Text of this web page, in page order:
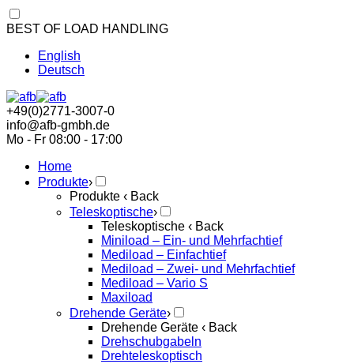
BEST OF LOAD HANDLING
English
Deutsch
+49(0)2771-3007-0
info@afb-gmbh.de
Mo - Fr 08:00 - 17:00
Home
Produkte›
Produkte ‹ Back
Teleskoptische›
Teleskoptische ‹ Back
Miniload – Ein- und Mehrfachtief
Mediload – Einfachtief
Mediload – Zwei- und Mehrfachtief
Mediload – Vario S
Maxiload
Drehende Geräte›
Drehende Geräte ‹ Back
Drehschubgabeln
Drehteleskoptisch